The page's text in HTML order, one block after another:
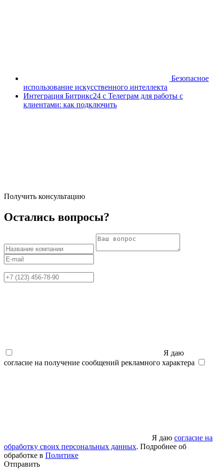
Безопасное
использование искусственного интеллекта
Интеграция Битрикс24 с Телеграм для работы с
клиентами: как подключить
Получить консультацию
Остались вопросы?
Я даю
согласие на получение сообщений рекламного характера
Я даю согласие на
обработку своих персональных данных. Подробнее об
обработке в Политике
Отправить